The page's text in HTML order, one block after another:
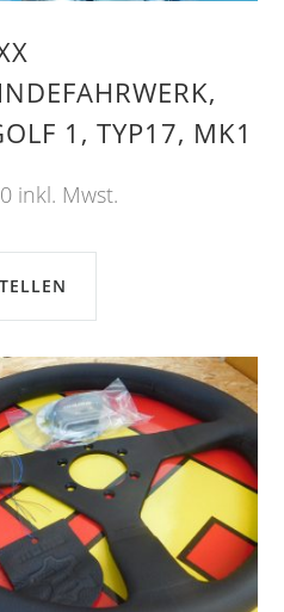
1, TYP17, MK1
inkl. Mwst.